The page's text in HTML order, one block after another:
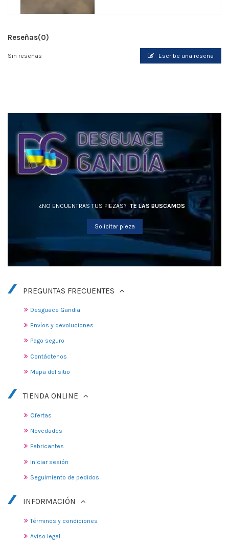
Reseñas(0)
Sin reseñas Escribe una reseña
¿NO ENCUENTRAS TUS PIEZAS? TE LAS BUSCAMOS
Solicitar pieza
PREGUNTAS FRECUENTES
Desguace Gandia
Envíos y devoluciones
Pago seguro
Contáctenos
Mapa del sitio
TIENDA ONLINE
Ofertas
Novedades
Fabricantes
Iniciar sesión
Seguimiento de pedidos
INFORMACIÓN
Términos y condiciones
Aviso legal